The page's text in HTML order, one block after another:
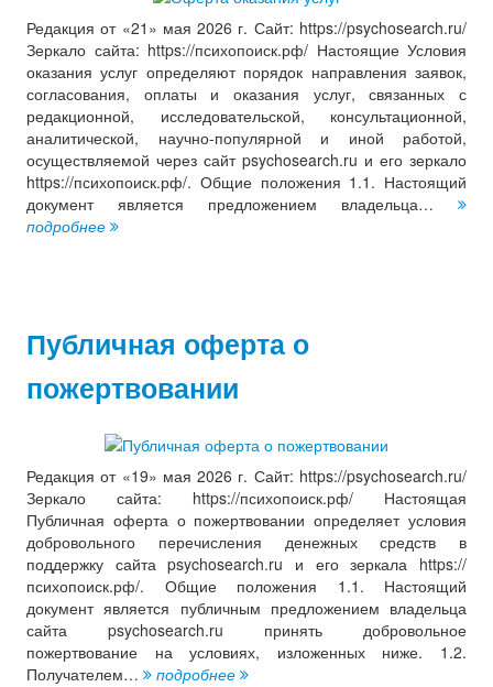
Редакция от «21» мая 2026 г. Сайт: https://psychosearch.ru/
Зеркало сайта: https://психопоиск.рф/ Настоящие Условия
оказания услуг определяют порядок направления заявок,
согласования, оплаты и оказания услуг, связанных с
редакционной, исследовательской, консультационной,
аналитической, научно-популярной и иной работой,
осуществляемой через сайт psychosearch.ru и его зеркало
https://психопоиск.рф/. Общие положения 1.1. Настоящий
документ является предложением владельца…
подробнее
Публичная оферта о
пожертвовании
Редакция от «19» мая 2026 г. Сайт: https://psychosearch.ru/
Зеркало сайта: https://психопоиск.рф/ Настоящая
Публичная оферта о пожертвовании определяет условия
добровольного перечисления денежных средств в
поддержку сайта psychosearch.ru и его зеркала https://
психопоиск.рф/. Общие положения 1.1. Настоящий
документ является публичным предложением владельца
сайта psychosearch.ru принять добровольное
пожертвование на условиях, изложенных ниже. 1.2.
Получателем…
подробнее